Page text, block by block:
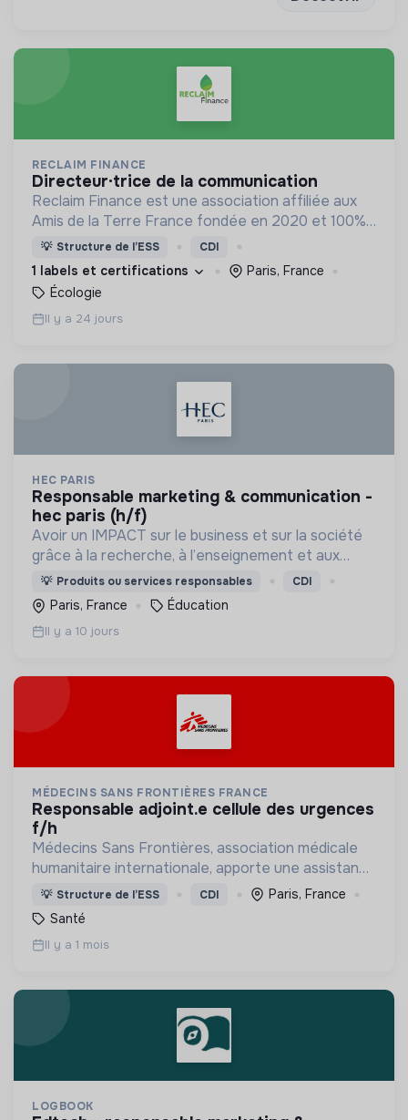
RECLAIM FINANCE
directeur·trice de la communication
Reclaim Finance est une association affiliée aux
Amis de la Terre France fondée en 2020 et 100%
dédiée aux enjeux liant finance et justice sociale
et climatique.
💡 Structure de l’ESS CDI
1 labels et certifications
Paris, France
Écologie
Il y a 24 jours
HEC PARIS
responsable marketing & communication -
hec paris (h/f)
Avoir un IMPACT sur le business et sur la société
grâce à la recherche, à l’enseignement et aux
actions que nous menons, et ainsi contribuer à un
monde plus inclusif, plus durable et plus prospère.
💡 Produits ou services responsables CDI
Paris, France Éducation
Il y a 10 jours
MÉDECINS SANS FRONTIÈRES FRANCE
responsable adjoint.e cellule des urgences
f/h
Médecins Sans Frontières, association médicale
humanitaire internationale, apporte une assistance
médicale à des populations dont la vie est
menacée.
💡 Structure de l’ESS CDI
Paris, France
Santé
Il y a 1 mois
LOGBOOK